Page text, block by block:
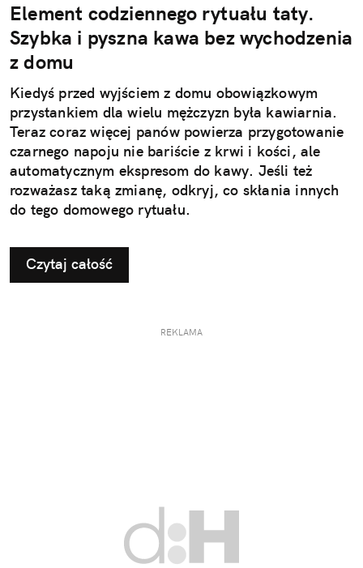
Element codziennego rytuału taty.
Szybka i pyszna kawa bez wychodzenia
z domu
Kiedyś przed wyjściem z domu obowiązkowym
przystankiem dla wielu mężczyzn była kawiarnia.
Teraz coraz więcej panów powierza przygotowanie
czarnego napoju nie bariście z krwi i kości, ale
automatycznym ekspresom do kawy. Jeśli też
rozważasz taką zmianę, odkryj, co skłania innych
do tego domowego rytuału.
Czytaj całość
REKLAMA